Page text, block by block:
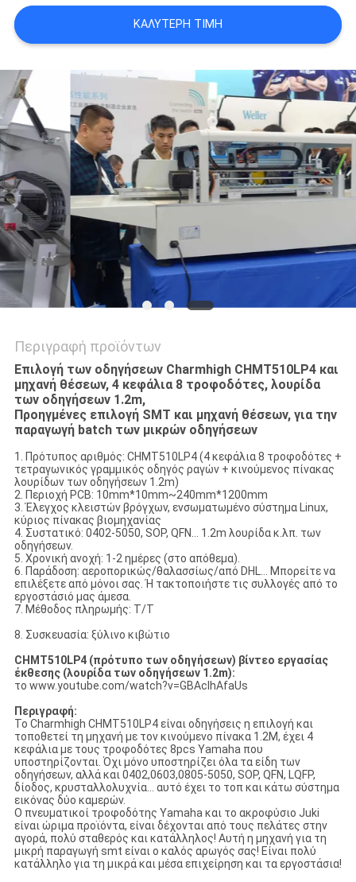
ΠΟΛΙΤΙΚΉ
ΑΠΟΡΡΉΤΟΥ
ΚΑΛΎΤΕΡΗ ΤΙΜΉ
Περιγραφή προϊόντων
Επιλογή των οδηγήσεων Charmhigh CHMT510LP4 και
μηχανή θέσεων, 4 κεφάλια 8 τροφοδότες, λουρίδα
των οδηγήσεων 1.2m,
Προηγμένες επιλογή SMT και μηχανή θέσεων, για την
παραγωγή batch των μικρών οδηγήσεων
1. Πρότυπος αριθμός: CHMT510LP4 (4 κεφάλια 8 τροφοδότες +
τετραγωνικός γραμμικός οδηγός ραγών + κινούμενος πίνακας
λουρίδων των οδηγήσεων 1.2m)
2. Περιοχή PCB: 10mm*10mm~240mm*1200mm
3. Έλεγχος κλειστών βρόγχων, ενσωματωμένο σύστημα Linux,
κύριος πίνακας βιομηχανίας
4. Συστατικό: 0402-5050, SOP, QFN… 1.2m λουρίδα κ.λπ. των
οδηγήσεων.
5. Χρονική ανοχή: 1-2 ημέρες (στο απόθεμα).
6. Παράδοση: αεροπορικώς/θαλασσίως/από DHL… Μπορείτε να
επιλέξετε από μόνοι σας. Ή τακτοποιήστε τις συλλογές από το
εργοστάσιό μας άμεσα.
7. Μέθοδος πληρωμής: T/T
8. Συσκευασία: ξύλινο κιβώτιο
CHMT510LP4 (πρότυπο των οδηγήσεων) βίντεο εργασίας
έκθεσης (λουρίδα των οδηγήσεων 1.2m):
το www.youtube.com/watch?v=GBAclhAfaUs
Περιγραφή:
Το Charmhigh CHMT510LP4 είναι οδηγήσεις η επιλογή και
τοποθετεί τη μηχανή με τον κινούμενο πίνακα 1.2M, έχει 4
κεφάλια με τους τροφοδότες 8pcs Yamaha που
υποστηρίζονται. Όχι μόνο υποστηρίζει όλα τα είδη των
οδηγήσεων, αλλά και 0402,0603,0805-5050, SOP, QFN, LQFP,
δίοδος, κρυσταλλολυχνία… αυτό έχει το τοπ και κάτω σύστημα
εικόνας δύο καμερών.
Ο πνευματικοί τροφοδότης Yamaha και το ακροφύσιο Juki
είναι ώριμα προϊόντα, είναι δέχονται από τους πελάτες στην
αγορά, πολύ σταθερός και κατάλληλος! Αυτή η μηχανή για τη
μικρή παραγωγή smt είναι ο καλός αρωγός σας! Είναι πολύ
κατάλληλο για τη μικρά και μέσα επιχείρηση και τα εργοστάσια!